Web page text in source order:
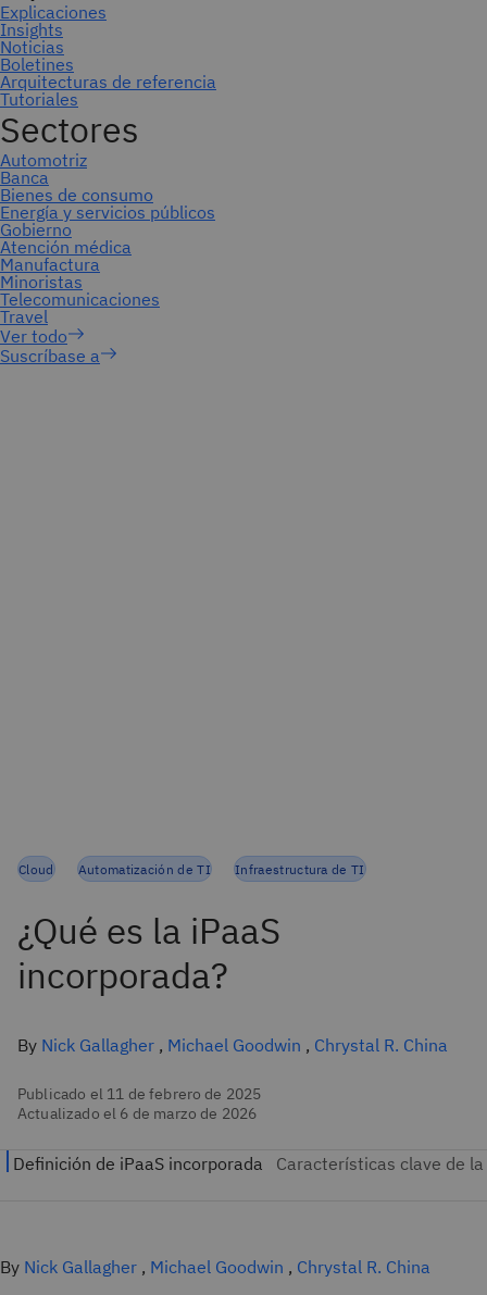
Suscríbase a
Cloud Automatización de TI Infraestructura de TI
¿Qué es la iPaaS
incorporada?
By Nick Gallagher , Michael Goodwin , Chrystal R. China
Publicado el 11 de febrero de 2025
Actualizado el 6 de marzo de 2026
By Nick Gallagher , Michael Goodwin , Chrystal R. China